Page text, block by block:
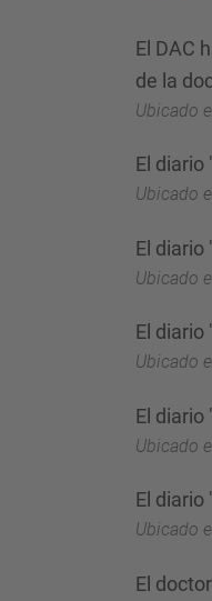
El DAC
de la
Ubicado
El
Ubicado
El
Ubicado
El
Ubicado
El
Ubicado
El
Ubicado
El